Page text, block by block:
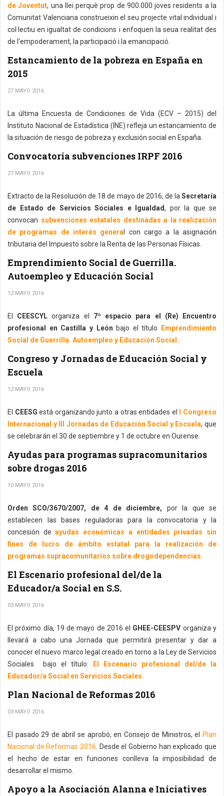
de Joventut, una llei perquè prop de 900.000 joves residents a la
Comunitat Valenciana construeixin el seu projecte vital individual i
col·lectiu en igualtat de condicions i enfoquen la seua realitat des
de l'empoderament, la participació i la emancipació.
Estancamiento de la pobreza en España en
2015
27 MAYO 2016
La última Encuesta de Condiciones de Vida (ECV – 2015) del
Instituto Nacional de Estadística (INE) refleja un estancamiento de
la situación de riesgo de pobreza y exclusión social en España.
Convocatoria subvenciones IRPF 2016
27 MAYO 2016
Extracto de la Resolución de 18 de mayo de 2016, de la Secretaría
de Estado de Servicios Sociales e Igualdad, por la que se
convocan subvenciones estatales destinadas a la realización
de programas de interés genera l con cargo a la asignación
tributaria del Impuesto sobre la Renta de las Personas Físicas.
Emprendimiento Social de Guerrilla.
Autoempleo y Educación Social
12 MAYO 2016
El CEESCYL organiza el
7º espacio para el (Re) Encuentro
profesional en Castilla y León bajo el título
Emprendimiento
Social de Guerrilla. Autoempleo y Educación Social.
Congreso y Jornadas de Educación Social y
Escuela
12 MAYO 2016
El CEESG está organizando junto a otras entidades el
I Congreso
Internacional y III Jornadas de Educación Social y Escuela, que
se celebrarán el 30 de septiembre y 1 de octubre en Ourense.
Ayudas para programas supracomunitarios
sobre drogas 2016
10 MAYO 2016
Orden SCO/3670/2007, de 4 de diciembre, por la que se
establecen las bases reguladoras para la convocatoria y la
concesión deayudas económicas a entidades privadas sin
fines de lucro de ámbito estatal para la realización de
programas supracomunitarios sobre drogodependencias.
El Escenario profesional del/de la
Educador/a Social en S.S.
03 MAYO 2016
El próximo día, 19 de mayo de 2016 el GHEE-CEESPV organiza y
llevará a cabo una Jornada que permitirá presentar y dar a
conocer el nuevo marco legal creado en torno a la Ley de Servicios
Sociales bajo el título:
El Escenario profesional del/de la
Educador/a Social en Servicios Sociales.
Plan Nacional de Reformas 2016
03 MAYO 2016
El pasado 29 de abril se aprobó, en Consejo de Ministros, el
Plan
Nacional de Reformas 2016 . Desde el Gobierno han explicado que
el hecho de estar en funciones conlleva la imposibilidad de
desarrollar el mismo.
Apoyo a la Asociación Alanna e Iniciatives